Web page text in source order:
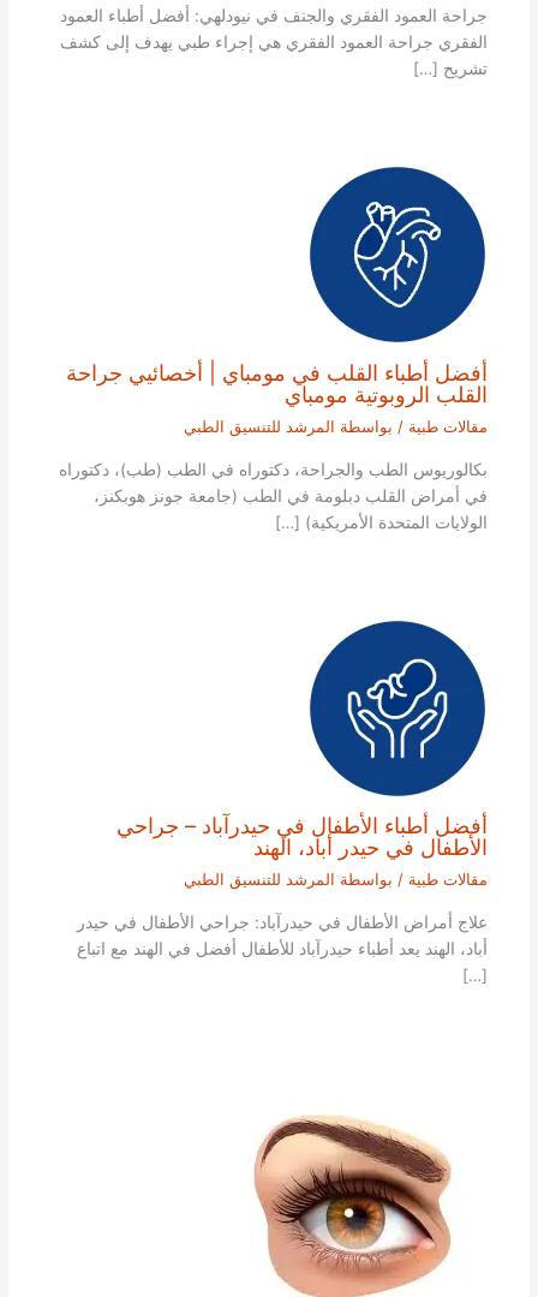
جراحة العمود الفقري والجنف في نيودلهي: أفضل أطباء العمود
الفقري جراحة العمود الفقري هي إجراء طبي يهدف إلى كشف
تشريح […]
أفضل أطباء القلب في مومباي | أخصائيي جراحة
القلب الروبوتية مومباي
مقالات طبية / بواسطة المرشد للتنسيق الطبي
بكالوريوس الطب والجراحة، دكتوراه في الطب (طب)، دكتوراه
في أمراض القلب دبلومة في الطب (جامعة جونز هوبكنز،
الولايات المتحدة الأمريكية) […]
أفضل أطباء الأطفال في حيدرآباد – جراحي
الأطفال في حيدر أباد، الهند
مقالات طبية / بواسطة المرشد للتنسيق الطبي
علاج أمراض الأطفال في حيدرآباد: جراحي الأطفال في حيدر
أباد، الهند يعد أطباء حيدرآباد للأطفال أفضل في الهند مع اتباع
[…]